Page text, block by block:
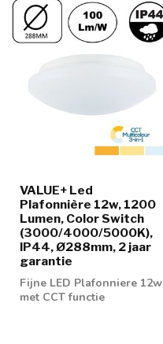
VALUE+ Led
Plafonnière 12w, 1200
Lumen, Color Switch
(3000/4000/5000K),
IP44, Ø288mm, 2 jaar
garantie
Fijne LED Plafonniere 12w
met CCT functie